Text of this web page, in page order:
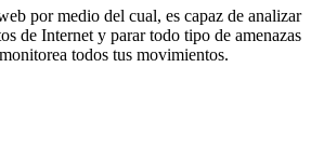
por medio del cual, es capaz de analizar
de Internet y parar todo tipo de amenazas
todos tus movimientos.